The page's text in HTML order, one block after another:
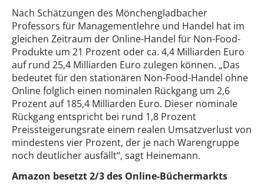
Nach Schätzungen des Mönchengladbacher
Professors für Managementlehre und Handel hat im
gleichen Zeitraum der Online-Handel für Non-Food-
Produkte um 21 Prozent oder ca. 4,4 Milliarden Euro
auf rund 25,4 Milliarden Euro zulegen können. „Das
bedeutet für den stationären Non-Food-Handel ohne
Online folglich einen nominalen Rückgang um 2,6
Prozent auf 185,4 Milliarden Euro. Dieser nominale
Rückgang entspricht bei rund 1,8 Prozent
Preissteigerungsrate einem realen Umsatzverlust von
mindestens vier Prozent, der je nach Warengruppe
noch deutlicher ausfällt“, sagt Heinemann.
Amazon besetzt 2/3 des Online-Büchermarkts